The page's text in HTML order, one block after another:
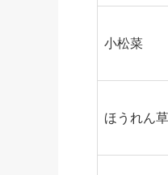
小松菜
ほうれん草